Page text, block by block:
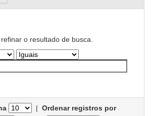
o resultado de busca.
| Ordenar registros por